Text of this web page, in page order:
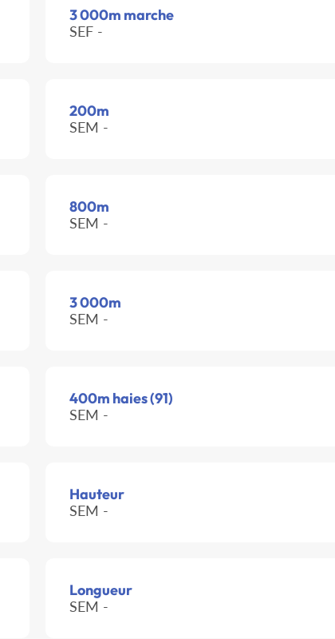
3 000m marche
SEF -
200m
SEM -
800m
SEM -
3 000m
SEM -
400m haies (91)
SEM -
Hauteur
SEM -
Longueur
SEM -